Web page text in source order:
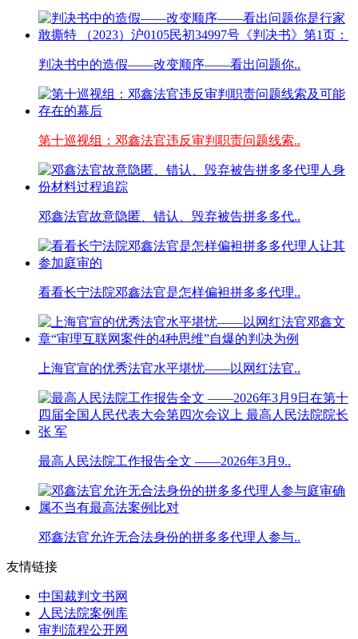
判决书中的造假——改变顺序——看出问题你..
第十巡视组：邓鑫法官违反审判职责问题线索..
邓鑫法官故意隐匿、错认、毁弃被告拼多多代..
看看长宁法院邓鑫法官是怎样偏袒拼多多代理..
上海官宣的优秀法官水平堪忧——以网红法官..
最高人民法院工作报告全文 ——2026年3月9..
邓鑫法官允许无合法身份的拼多多代理人参与..
友情链接
中国裁判文书网
人民法院案例库
审判流程公开网